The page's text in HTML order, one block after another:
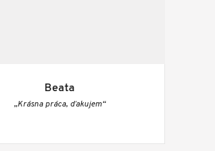
Beata
„Krásna práca, ďakujem“